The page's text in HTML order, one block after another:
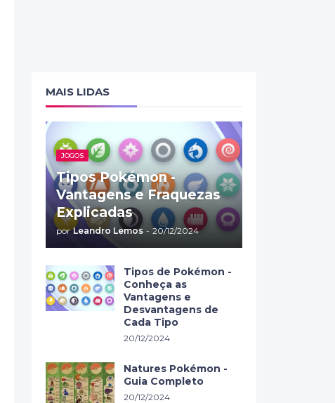
MAIS LIDAS
JOGOS
Tipos Pokémon -
Vantagens e Fraquezas
Explicadas
por Leandro Lemos - 20/12/2024
Tipos de Pokémon -
Conheça as
Vantagens e
Desvantagens de
Cada Tipo
20/12/2024
Natures Pokémon -
Guia Completo
20/12/2024